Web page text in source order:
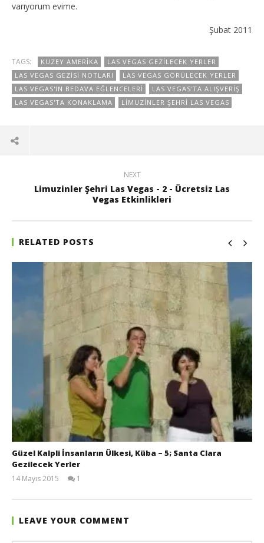
varıyorum evime.
Şubat 2011
TAGS: KUZEY AMERIKA
LAS VEGAS GEZILECEK YERLER
LAS VEGAS GEZISI NOTLARI
LAS VEGAS GÖRÜLECEK YERLER
LAS VEGAS'IN BEDAVA EĞLENCELERI
LAS VEGAS'TA ALIŞVERIŞ
LAS VEGAS'TA KONAKLAMA
LIMUZINLER ŞEHRI LAS VEGAS
NEXT
Limuzinler Şehri Las Vegas - 2 - Ücretsiz Las
Vegas Etkinlikleri
RELATED POSTS
Güzel Kalpli İnsanların Ülkesi, Küba – 5; Santa Clara
Gezilecek Yerler
14 Mayıs 2015
1
LEAVE YOUR COMMENT